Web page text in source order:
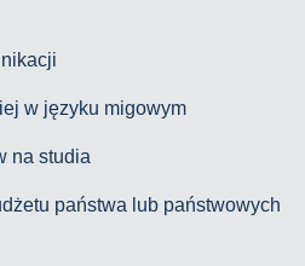
w języku migowym
na studia
państwa lub państwowych